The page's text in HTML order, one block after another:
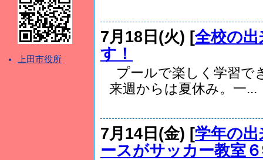
上田市役所
7月18日(火) [全校の出
す！
プールで楽しく学習で
来週からは夏休み。一...
7月14日(金) [学年の出
ースがサッカー教室